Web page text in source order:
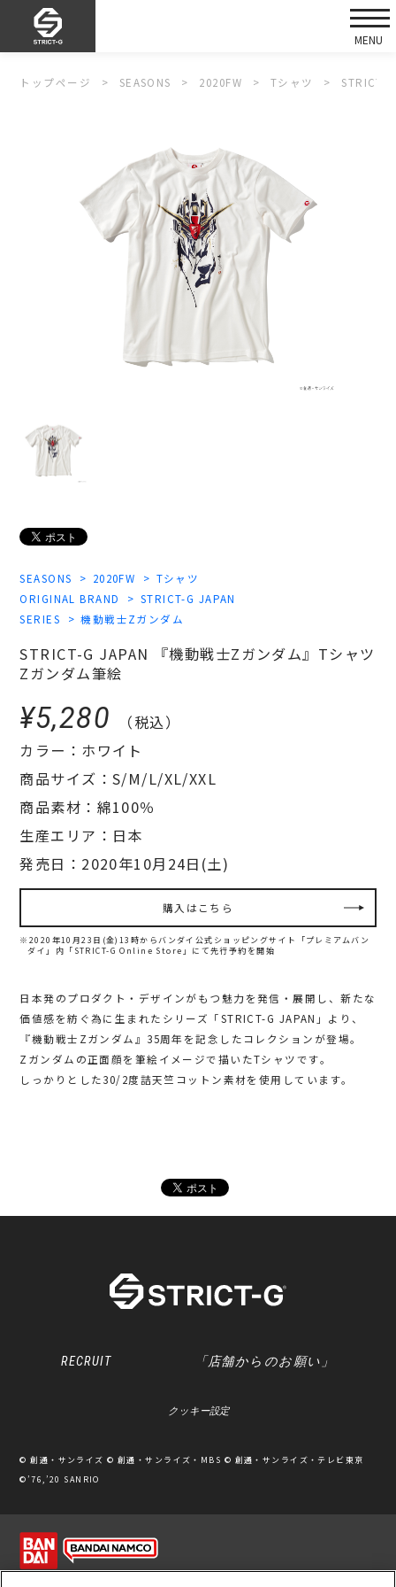
トップページ SEASONS 2020FW Tシャツ STRICT-
SEASONS 2020FW
Tシャツ
ORIGINAL BRAND
STRICT-G JAPAN
SERIES
機動戦士Zガンダム
STRICT-G JAPAN 『機動戦士Zガンダム』Tシャツ
Zガンダム筆絵
¥5,280
（税込）
カラー：ホワイト
商品サイズ：S/M/L/XL/XXL
商品素材：綿100％
生産エリア：日本
発売日：2020年10月24日(土)
購入はこちら
※2020年10月23日(金)13時からバンダイ公式ショッピングサイト「プレミアムバン
ダイ」内 「STRICT-G Online Store」にて先行予約を開始
日本発のプロダクト・デザインがもつ魅力を発信・展開し、新たな
価値感を紡ぐ為に生まれたシリーズ「STRICT-G JAPAN」より、
『機動戦士Zガンダム』35周年を記念したコレクションが登場。
Zガンダムの正面顔を筆絵イメージで描いたTシャツです。
しっかりとした30/2度詰天竺コットン素材を使用しています。
RECRUIT 「店舗からのお願い」
クッキー設定
© 創通・サンライズ © 創通・サンライズ・MBS © 創通・サンライズ・テレビ東京
©’76,’20 SANRIO